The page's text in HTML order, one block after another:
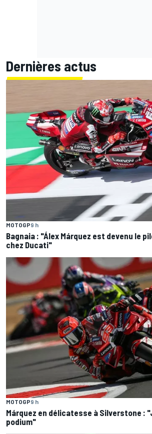
Dernières actus
MOTOGP9 h
Bagnaia : "Álex Márquez est devenu le
chez Ducati"
MOTOGP9 h
Márquez en délicatesse à Silverstone :
podium"